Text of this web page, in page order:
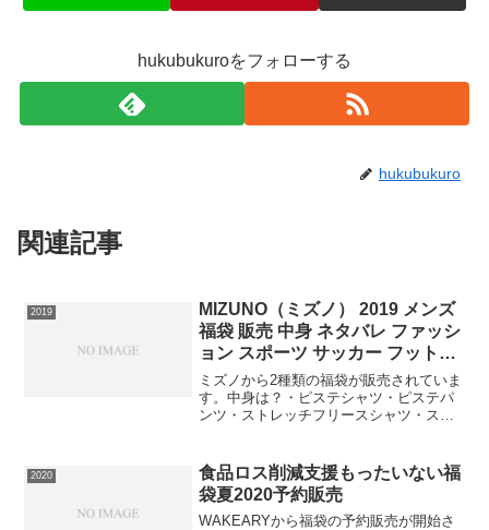
hukubukuroをフォローする
hukubukuro
関連記事
2019
MIZUNO（ミズノ） 2019 メンズ
福袋 販売 中身 ネタバレ ファッシ
ョン スポーツ サッカー フットサ
ルウェア
ミズノから2種類の福袋が販売されていま
す。中身は？・ピステシャツ・ピステパ
ンツ・ストレッチフリースシャツ・スト
ロー】⇒福袋の在庫確認はコチラ【ブル
ー】⇒福袋の在庫確認は...
2020
食品ロス削減支援もったいない福
袋夏2020予約販売
WAKEARYから福袋の予約販売が開始さ